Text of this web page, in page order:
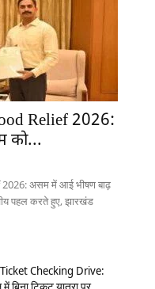
Relief 2026:
को...
असम में आई भीषण बाढ़
पहल करते हुए, झारखंड
Checking Drive:
बिना टिकट यात्रा पर...